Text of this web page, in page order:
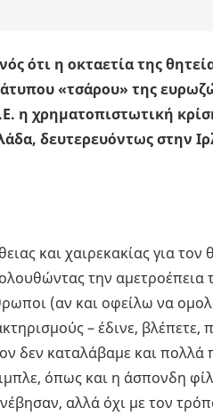
ότι η οκταετία της
«τσάρου» της
η χρηματοπιστωτική
δευτερευόντως στην
και χαιρεκακίας για
την
(αν και οφείλω να
– έδινε, βλέπετε,
δεν καταλάβαμε και πολλά
όπως και η άσπονδη
αλλά όχι με τον